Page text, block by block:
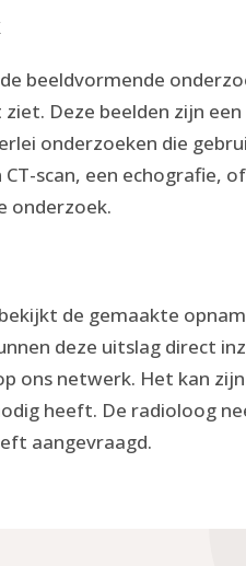
beeldvormende
Deze beelden zijn
onderzoeken die
CT-scan, een
onderzoek.
de gemaakte
deze uitslag direct
ons netwerk. Het kan
heeft. De radioloog
aangevraagd.